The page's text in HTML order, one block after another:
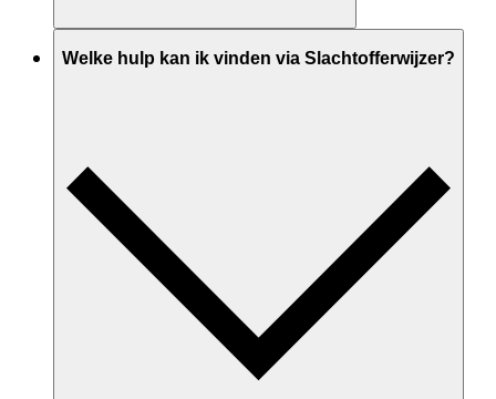
Welke hulp kan ik vinden via Slachtofferwijzer?